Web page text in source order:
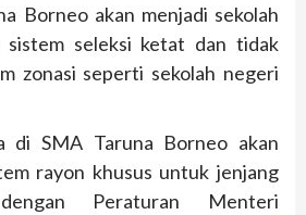
Borneo akan menjadi sekolah
sistem seleksi ketat dan tidak
zonasi seperti sekolah negeri
di SMA Taruna Borneo akan
rayon khusus untuk jenjang
Peraturan Menteri